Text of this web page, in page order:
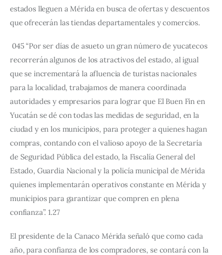
estados lleguen a Mérida en busca de ofertas y descuentos
que ofrecerán las tiendas departamentales y comercios.
045 “Por ser días de asueto un gran número de yucatecos
recorrerán algunos de los atractivos del estado, al igual
que se incrementará la afluencia de turistas nacionales
para la localidad, trabajamos de manera coordinada
autoridades y empresarios para lograr que El Buen Fin en
Yucatán se dé con todas las medidas de seguridad, en la
ciudad y en los municipios, para proteger a quienes hagan
compras, contando con el valioso apoyo de la Secretaría
de Seguridad Pública del estado, la Fiscalía General del
Estado, Guardia Nacional y la policía municipal de Mérida
quienes implementarán operativos constante en Mérida y
municipios para garantizar que compren en plena
confianza”. 1.27
El presidente de la Canaco Mérida señaló que como cada
año, para confianza de los compradores, se contará con la